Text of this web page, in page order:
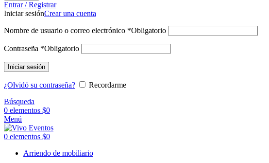
Entrar / Registrar
Iniciar sesiónCrear una cuenta
Nombre de usuario o correo electrónico *Obligatorio
Contraseña *Obligatorio
Iniciar sesión
¿Olvidó su contraseña?
Recordarme
Búsqueda
0 elementos $0
Menú
0 elementos $0
Arriendo de mobiliario